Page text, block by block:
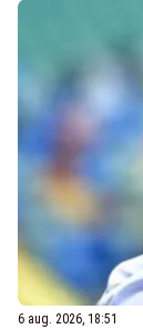
6 aug. 2026, 18:51